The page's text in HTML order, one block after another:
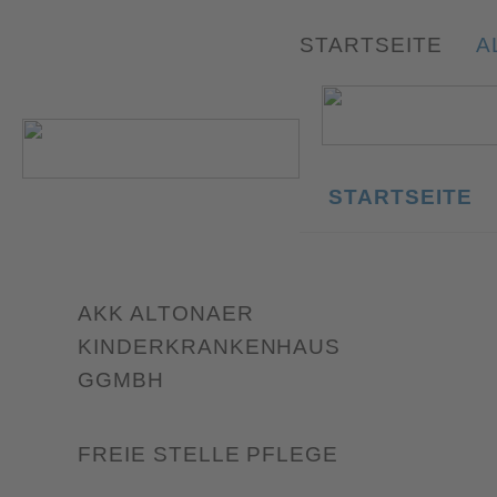
STARTSEITE
STARTSEITE
AKK ALTONAER
KINDERKRANKENHAUS
GGMBH
FREIE STELLE PFLEGE